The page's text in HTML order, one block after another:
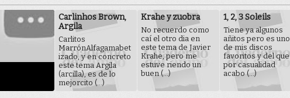
Carlinhos Brown,
Argila
Carlitos
MarrónAlfagamabet
izado, y en concreto
este tema Argila
(arcilla), es de lo
mejorcito (...)
Krahe y zuobra
No recuerdo como
caí el otro dia en
este tema de Javier
Krahe, pero me
estuve riendo un
buen (...)
1, 2, 3 Soleils
Tiene ya algunos
añitos pero es uno
de mis discos
favoritos y del que
por casualidad
acabo (...)